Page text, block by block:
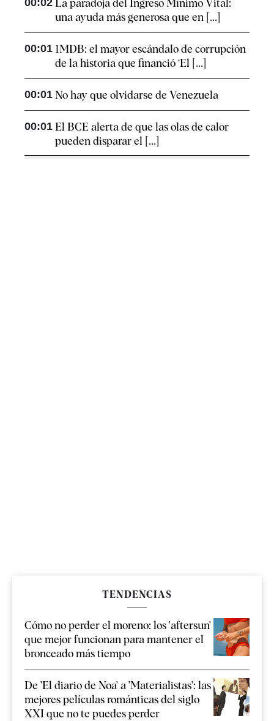
00:02 La paradoja del Ingreso Mínimo Vital:
una ayuda más generosa que en [...]
00:01 1MDB: el mayor escándalo de corrupción
de la historia que financió ‘El [...]
00:01 No hay que olvidarse de Venezuela
00:01 El BCE alerta de que las olas de calor
pueden disparar el [...]
TENDENCIAS
Cómo no perder el moreno: los 'aftersun'
que mejor funcionan para mantener el
bronceado más tiempo
De 'El diario de Noa' a 'Materialistas': las
mejores películas románticas del siglo
XXI que no te puedes perder